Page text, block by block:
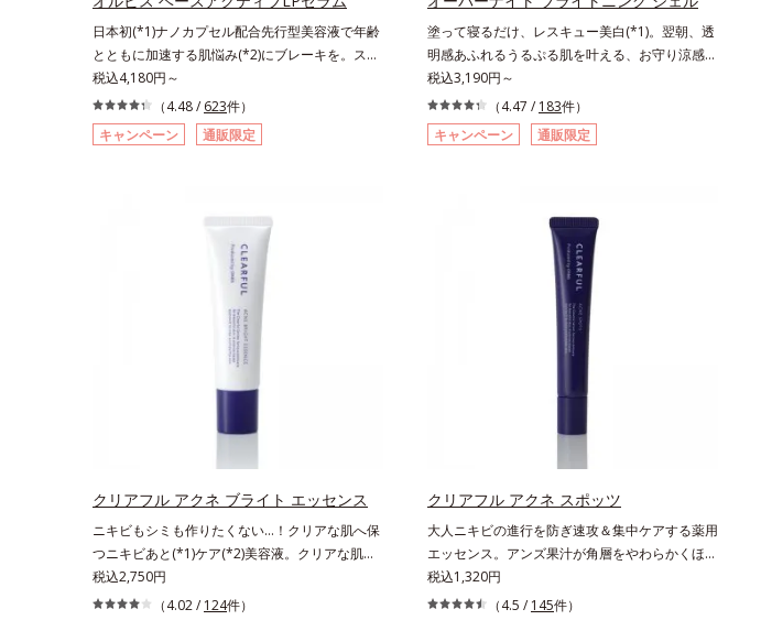
チン酸アスコルビルリン酸3Na配合＝肌を引き締
め、キメを整える成分*5 皮脂・汚れの除去によ
る
日本初(*1)ナノカプセル配合先行型美容液で年齢
とともに加速する肌悩み(*2)にブレーキを。スキ
ンケアの打ち止め感に。年齢とともに加速する肌
悩み(*2)にブレーキをかけ、化粧水前の土台(*3)
づくりで、うるおいに満ち満ちた内側から弾むよ
うなハリ肌へ。化粧水は二度塗りしないと不
チする先行型美容液です。日本初(*1)、毛穴約
1/1000ナノサイズの極小カプセルの表面は肌に
なじみやすい構造(*4)。内包した美容成分(*5)の
浸透をサポートし、角層すみずみをうるおいで満
たします。さらに“うるおいの通り道”を作って化
粧水のなじみ感をUP。化粧水前に使うことで、
普段の化粧水の手ごたえをより実感できる、しっ
キス、ユズ果実エキス、水添レシチン、フィトス
テロールズ、（Ｃ１２－２０）アルキルグルコシ
ベースによる当社調べ）*2 うるおい不足など
*3 お手入れのファーストステップのこと*4
細胞間脂質に類似した構造*5 保湿成分
税込4,180円～
（4.48 / 623件）
キャンペーン
通販限定
塗って寝るだけ、レスキュー美白(*1)。翌朝、透
明感あふれるうるぷる肌を叶える、お守り涼感ジ
ェルパック。紫外線を浴びた日の夜は、ひんやり
気持ちいいジェルでお肌をレスキュー！ メラニ
ンの産生指令が活発になる夜の肌環境に着目し
て、塗って眠るだけの簡単ケアで“潤白(*2)ツヤ
タッと密着。水ハリ膜が肌のうるおいをキープし
ながら、やわらかさをアップ。美白(*1)と保湿の
両方にアプローチする「トラネキサム酸-
SG(*3)」、肌荒れや日焼けによる肌のほてりを予
防する「グリチルリチン酸ジカリウム(*4)」な
ど、たっぷりの保湿成分が浸透しやすい肌環境を
叶えます。はじめはピタッと密着するテクスチャ
なめらかな水膜へと3変化。普段の保湿液をこの
とリカバリーします。*1 メラニンの生成を抑
え、シミ・ソバカスを防ぐ*2 美白（メラニンの
と*3 明るく澄んだ肌を目指す保湿成分と、メラ
ニンの生成を抑え、シミ・ソバカスを防ぐ美白有
効成分を組み合わせた複合成分*4 グリチルリチ
ン酸2K各商品の詳しい情報は商品ページをご覧
税込3,190円～
（4.47 / 183件）
キャンペーン
通販限定
クリアフル アクネ ブライト エッセンス
ニキビもシミも作りたくない…！クリアな肌へ保
つニキビあと(*1)ケア(*2)美容液。クリアな肌へ
保つ、ニキビあと(*1)ケア(*2)美容液です。ニキ
ビあとをケアしてシミを予防することで、つるん
税込2,750円
（4.02 / 124件）
クリアフル アクネ スポッツ
大人ニキビの進行を防ぎ速攻＆集中ケアする薬用
エッセンス。アンズ果汁が角層をやわらかくほぐ
して、毛穴づまりを防ぎ、薬用成分を素早く浸透
させます。さらにイオウ、グリチルリチン酸ジカ
税込1,320円
（4.5 / 145件）